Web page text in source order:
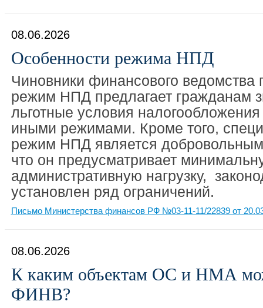
08.06.2026
Особенности режима НПД
Чиновники финансового ведомства
режим НПД предлагает гражданам
льготные условия
иными режимами. Кроме того,
режим НПД является
что он предусматривает
административную нагрузку,
установлен ряд ограничений.
Письмо Министерства финансов РФ №03-11-11/22839 от
08.06.2026
К каким объектам ОС и НМА
ФИНВ?